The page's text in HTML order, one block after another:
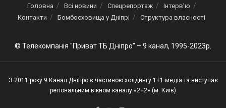
Головна Всі новини Спецрепортаж
Інтерв’ю
Контакти
Бомбосховища у Дніпрі Структура власності
© Телекомпанія "Приват ТБ Дніпро" – 9 канал, 1995-2023р.
З 2011 року 9 Канал Дніпро є частиною холдингу 1+1 медіа та виступає
регіональним вікном каналу «2+2» (м. Київ)